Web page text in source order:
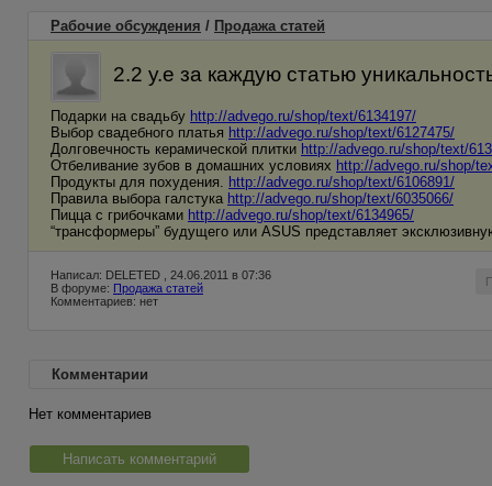
Рабочие обсуждения / Продажа статей
2.2 у.е за каждую статью
Подарки на свадьбу http://advego.ru/shop/text/6134197/
Выбор свадебного платья http://advego.ru/shop/text/6127475/
Долговечность керамической плитки http://advego.ru/shop/text/
Отбеливание зубов в домашних условиях http://advego.ru/shop/
Продукты для похудения. http://advego.ru/shop/text/6106891/
Правила выбора галстука http://advego.ru/shop/text/6035066/
Пицца с грибочками http://advego.ru/shop/text/6134965/
“трансформеры” будущего или ASUS представляет
Написал: DELETED , 24.06.2011 в 07:36
В форуме: Продажа статей
Комментариев: нет
Комментарии
Нет комментариев
Написать комментарий